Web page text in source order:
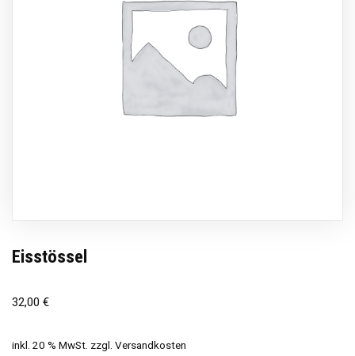
Eisstössel
32,00 €
inkl. 20 % MwSt. zzgl. Versandkosten